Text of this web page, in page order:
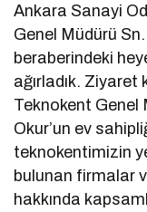
Ankara Sanayi
Genel Müdürü
beraberindeki
ağırladık.
Teknokent Genel
Okur’un ev
teknokentimizin
bulunan firmalar
hakkında